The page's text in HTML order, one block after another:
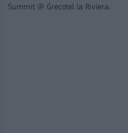
Summit @ Grecotel la Riviera.